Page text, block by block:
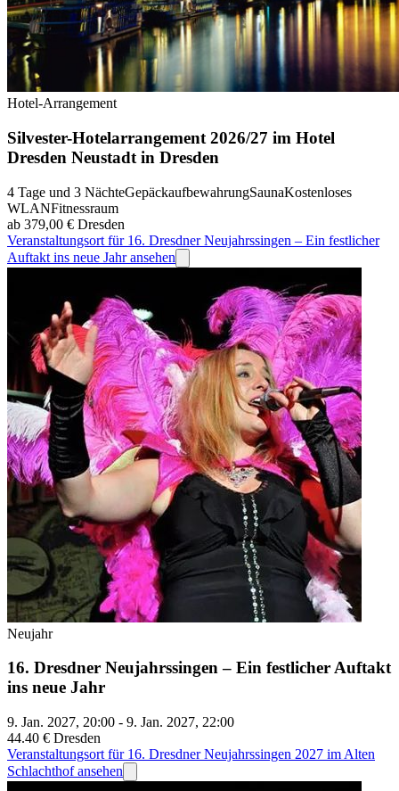
Hotel-Arrangement
Silvester-Hotelarrangement 2026/27 im Hotel
Dresden Neustadt in Dresden
4 Tage und 3 NächteGepäckaufbewahrungSaunaKostenloses
WLANFitnessraum
ab 379,00 € Dresden
Veranstaltungsort für 16. Dresdner Neujahrssingen – Ein festlicher
Auftakt ins neue Jahr ansehen
Neujahr
16. Dresdner Neujahrssingen – Ein festlicher Auftakt
ins neue Jahr
9. Jan. 2027, 20:00 - 9. Jan. 2027, 22:00
44.40 € Dresden
Veranstaltungsort für 16. Dresdner Neujahrssingen 2027 im Alten
Schlachthof ansehen